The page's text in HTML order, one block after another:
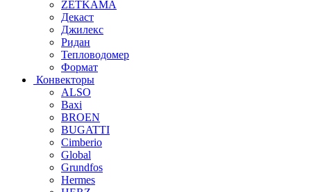
ZETKAMA
Декаст
Джилекс
Ридан
Тепловодомер
Формат
Конвекторы
ALSO
Baxi
BROEN
BUGATTI
Cimberio
Global
Grundfos
Hermes